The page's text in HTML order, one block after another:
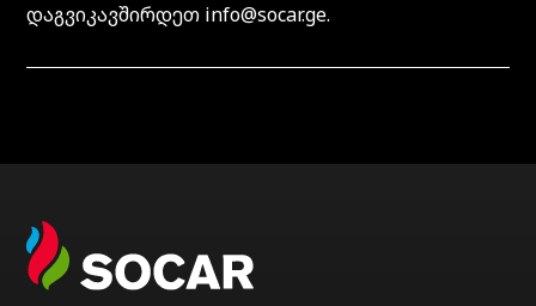
დაგვიკავშირდეთ info@socar.ge.